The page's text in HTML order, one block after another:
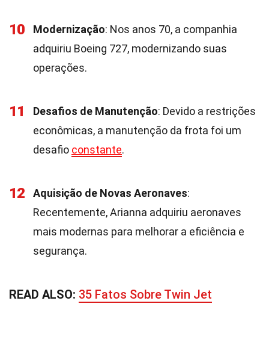
10 Modernização: Nos anos 70, a companhia
adquiriu Boeing 727, modernizando suas
operações.
11 Desafios de Manutenção: Devido a restrições
econômicas, a manutenção da frota foi um
desafio constante.
12 Aquisição de Novas Aeronaves:
Recentemente, Arianna adquiriu aeronaves
mais modernas para melhorar a eficiência e
segurança.
READ ALSO: 35 Fatos Sobre Twin Jet